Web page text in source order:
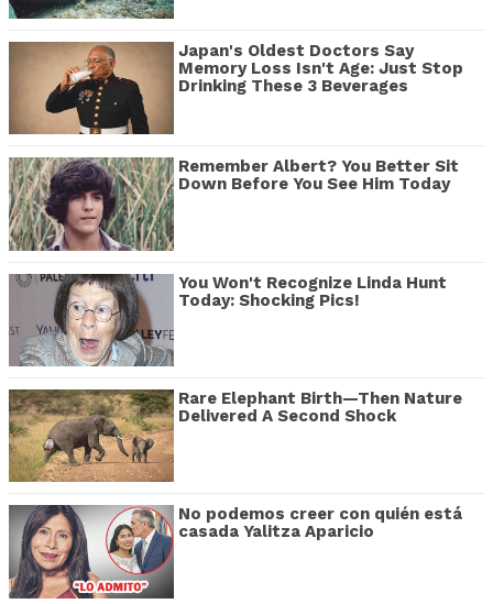
Japan's Oldest Doctors Say
Memory Loss Isn't Age: Just Stop
Drinking These 3 Beverages
Remember Albert? You Better Sit
Down Before You See Him Today
You Won't Recognize Linda Hunt
Today: Shocking Pics!
Rare Elephant Birth—Then Nature
Delivered A Second Shock
No podemos creer con quién está
casada Yalitza Aparicio